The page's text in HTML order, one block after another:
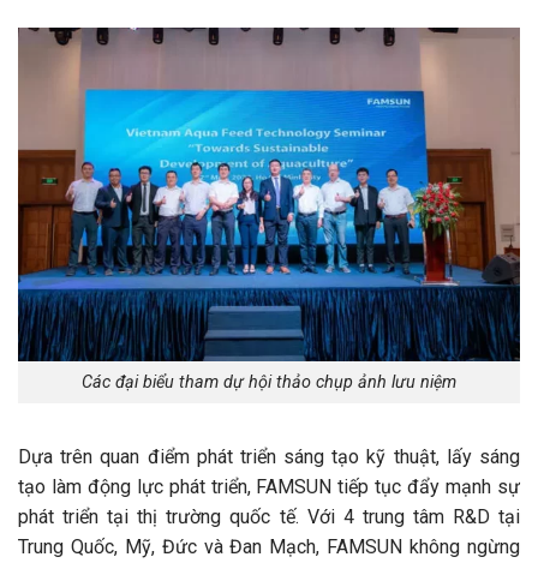
Các đại biểu tham dự hội thảo chụp ảnh lưu niệm
Dựa trên quan điểm phát triển sáng tạo kỹ thuật, lấy sáng
tạo làm động lực phát triển, FAMSUN tiếp tục đẩy mạnh sự
phát triển tại thị trường quốc tế. Với 4 trung tâm R&D tại
Trung Quốc, Mỹ, Đức và Đan Mạch, FAMSUN không ngừng